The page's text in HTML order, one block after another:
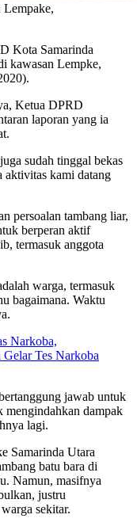
Kota Samarinda
kawasan Lempke,
Ketua DPRD
laporan yang ia
sudah tinggal bekas
aktivitas kami datang
persoalan tambang liar,
berperan aktif
termasuk anggota
warga, termasuk
bagaimana. Waktu
Narkoba,
Tes Narkoba
jawab untuk
mengindahkan dampak
lagi.
Samarinda Utara
batu bara di
Namun, masifnya
justru
sekitar.